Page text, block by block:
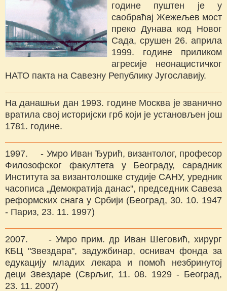
године пуштен је у
саобраћај Жежељев мост
преко Дунава код Новог
Сада, срушен 26. априла
1999. године приликом
агресије неонацистичког
НАТО пакта на Савезну Републику Југославију.
На данашњи дан 1993. године Москва је званично
вратила свој историјски грб који је установљен још
1781. године.
1997. - Умро Иван Ђурић, византолог, професор
Филозофског факултета у Београду, сарадник
Института за византолошке студије САНУ, уредник
часописа „Демократија данас", председник Савеза
реформских снага у Србији (Београд, 30. 10. 1947
- Париз, 23. 11. 1997)
2007. - Умро прим. др Иван Шеговић, хирург
КБЦ "Звездара", задужбинар, оснивач фонда за
едукацију младих лекара и помоћ незбринутој
деци Звездаре (Сврљиг, 11. 08. 1929 - Београд,
23. 11. 2007)